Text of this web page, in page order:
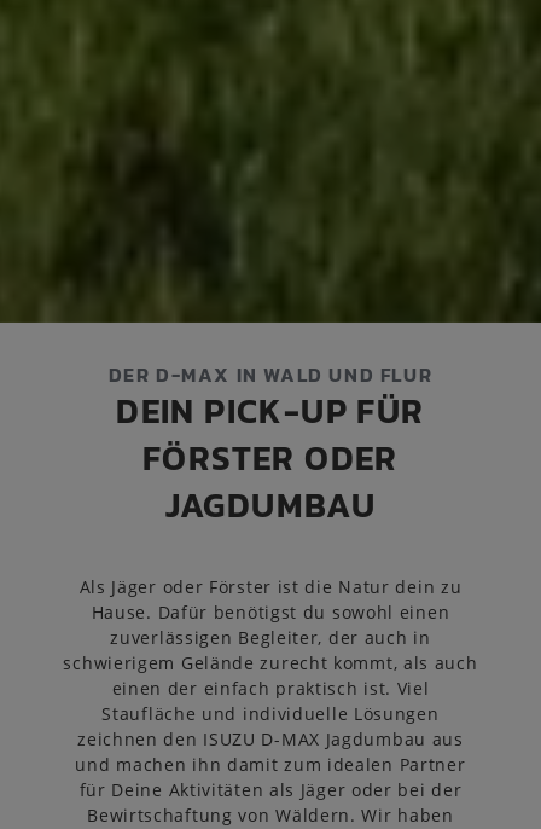
DER D-MAX IN WALD UND FLUR
DEIN PICK-UP FÜR
FÖRSTER ODER
JAGDUMBAU
Als Jäger oder Förster ist die Natur dein zu
Hause. Dafür benötigst du sowohl einen
zuverlässigen Begleiter, der auch in
schwierigem Gelände zurecht kommt, als auch
einen der einfach praktisch ist. Viel
Staufläche und individuelle Lösungen
zeichnen den ISUZU D-MAX Jagdumbau aus
und machen ihn damit zum idealen Partner
für Deine Aktivitäten als Jäger oder bei der
Bewirtschaftung von Wäldern. Wir haben